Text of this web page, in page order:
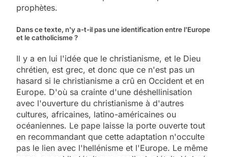
prophètes.
Dans ce texte, n'y a-t-il pas une identification entre l'Europe
et le catholicisme ?
Il y a en lui l'idée que le christianisme, et le Dieu
chrétien, est grec, et donc que ce n'est pas un
hasard si le christianisme a crû en Occident et en
Europe. D'où sa crainte d'une déshellinisation
avec l'ouverture du christianisme à d'autres
cultures, africaines, latino-américaines ou
océaniennes. Le pape laisse la porte ouverte tout
en recommandant que cette adaptation n'occulte
pas le lien avec l'hellénisme et l'Europe. Le même